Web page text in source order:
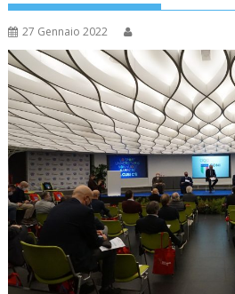
27 Gennaio 2022